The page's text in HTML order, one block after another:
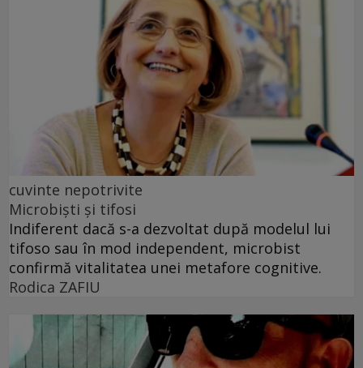
cuvinte nepotrivite
Microbiști și tifosi
Indiferent dacă s-a dezvoltat după modelul lui
tifoso sau în mod independent, microbist
confirmă vitalitatea unei metafore cognitive.
Rodica ZAFIU